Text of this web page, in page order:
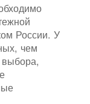
России. У
чем